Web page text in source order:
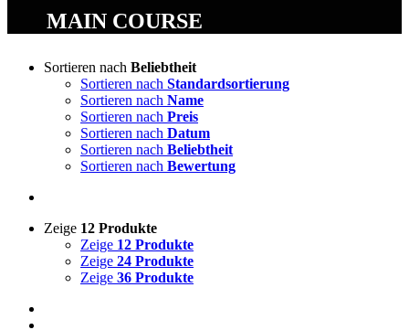
MAIN COURSE
Sortieren nach Beliebtheit
Sortieren nach Standardsortierung
Sortieren nach Name
Sortieren nach Preis
Sortieren nach Datum
Sortieren nach Beliebtheit
Sortieren nach Bewertung
Zeige 12 Produkte
Zeige 12 Produkte
Zeige 24 Produkte
Zeige 36 Produkte